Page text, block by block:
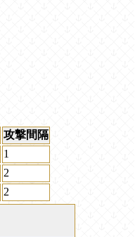
攻撃間隔
1
2
2